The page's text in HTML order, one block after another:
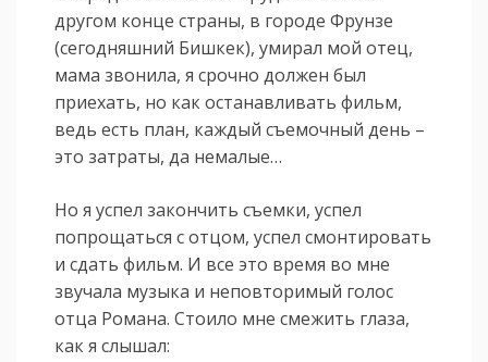
другом конце страны, в городе Фрунзе
(сегодняшний Бишкек), умирал мой отец,
мама звонила, я срочно должен был
приехать, но как останавливать фильм,
ведь есть план, каждый съемочный день –
это затраты, да немалые…
Но я успел закончить съемки, успел
попрощаться с отцом, успел смонтировать
и сдать фильм. И все это время во мне
звучала музыка и неповторимый голос
отца Романа. Стоило мне смежить глаза,
как я слышал: